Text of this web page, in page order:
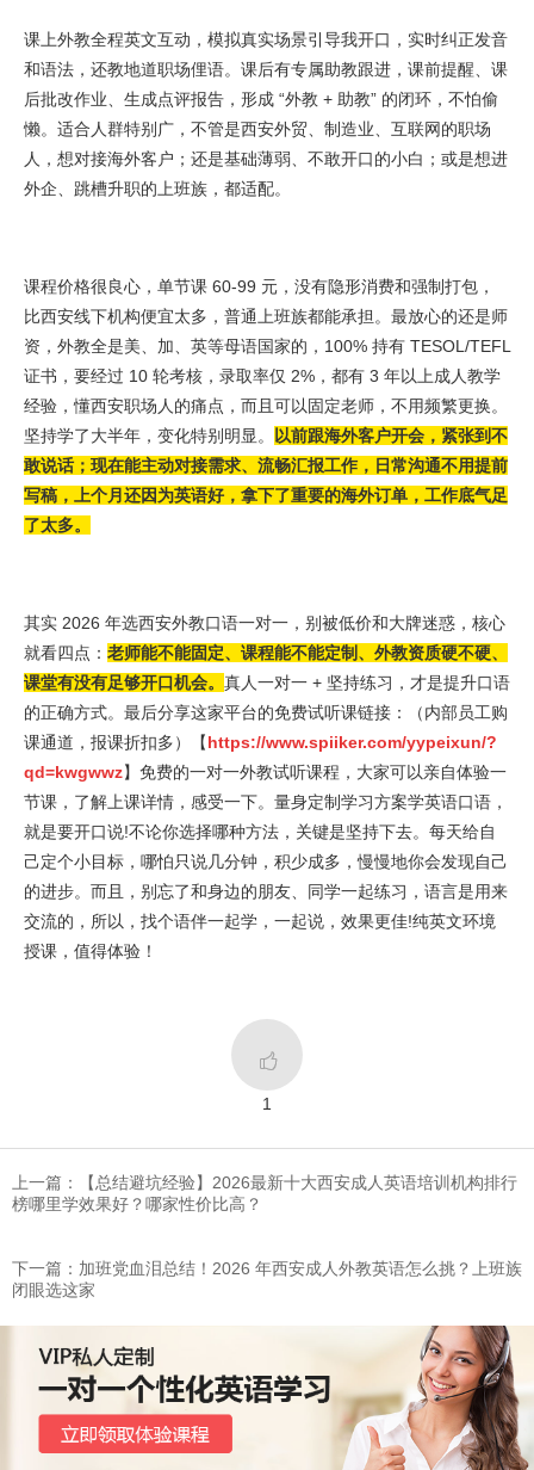
课上外教全程英文互动，模拟真实场景引导我开口，实时纠正发音
和语法，还教地道职场俚语。课后有专属助教跟进，课前提醒、课
后批改作业、生成点评报告，形成 “外教 + 助教” 的闭环，不怕偷
懒。适合人群特别广，不管是西安外贸、制造业、互联网的职场
人，想对接海外客户；还是基础薄弱、不敢开口的小白；或是想进
外企、跳槽升职的上班族，都适配。
课程价格很良心，单节课 60-99 元，没有隐形消费和强制打包，
比西安线下机构便宜太多，普通上班族都能承担。最放心的还是师
资，外教全是美、加、英等母语国家的，100% 持有 TESOL/TEFL
证书，要经过 10 轮考核，录取率仅 2%，都有 3 年以上成人教学
经验，懂西安职场人的痛点，而且可以固定老师，不用频繁更换。
坚持学了大半年，变化特别明显。
以前跟海外客户开会，紧张到不
敢说话；现在能主动对接需求、流畅汇报工作，日常沟通不用提前
写稿，上个月还因为英语好，拿下了重要的海外订单，工作底气足
了太多。
其实 2026 年选西安外教口语一对一，别被低价和大牌迷惑，核心
就看四点： 老师能不能固定、课程能不能定制、外教资质硬不硬、
课堂有没有足够开口机会。 真人一对一 + 坚持练习，才是提升口语
的正确方式。最后分享这家平台的免费试听课链接：（内部员工购
课通道，报课折扣多）【https://www.spiiker.com/yypeixun/?
qd=kwgwwz】免费的一对一外教试听课程，大家可以亲自体验一
节课，了解上课详情，感受一下。量身定制学习方案学英语口语，
就是要开口说!不论你选择哪种方法，关键是坚持下去。每天给自
己定个小目标，哪怕只说几分钟，积少成多，慢慢地你会发现自己
的进步。而且，别忘了和身边的朋友、同学一起练习，语言是用来
交流的，所以，找个语伴一起学，一起说，效果更佳!纯英文环境
授课，值得体验！

1
上一篇：【总结避坑经验】2026最新十大西安成人英语培训机构排行
榜哪里学效果好？哪家性价比高？
下一篇：加班党血泪总结！2026 年西安成人外教英语怎么挑？上班族
闭眼选这家